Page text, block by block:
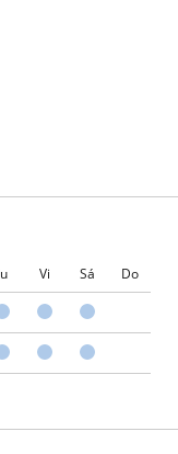
Vi Sá Do